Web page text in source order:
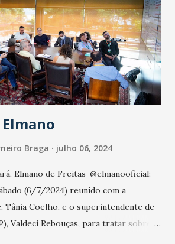
destacam-se a obra Nikutai, obra
impressionantes 2,5 metros de
que parece viva e traz o busto de
da idade esculpidas em silicone. O
esta exposição fortalece o movimento
contemporânea bra...
Braga julho 06, 2024
Elmano de Freitas-@elmanooficial:
(6/7/2024) reunido com a
Tânia Coelho, e o superintendente de
Valdeci Rebouças, para tratar sobre